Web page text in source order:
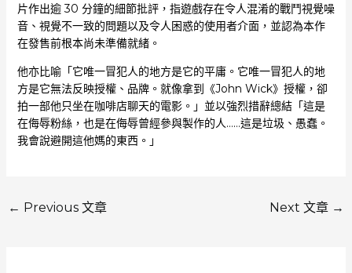
片作出逾 30 分鐘的細節批評，指遊戲存在令人混淆的戰鬥視覺噪
音、視覺不一致的問題以及令人困惑的使用者介面，並認為本作
在發售前根本尚未準備就緒。
他亦比喻「它唯一冒犯人的地方是它的平庸。它唯一冒犯人的地
方是它無法反映授權、品牌。就像拿到《John Wick》授權，卻
拍一部他只坐在咖啡店聊天的電影。」並以強烈措辭總結「這是
在侮辱粉絲，也是在侮辱曾經參與製作的人……這是垃圾、愚蠢。
我會說避開這他媽的東西。」
← Previous 文章 Next 文章 →